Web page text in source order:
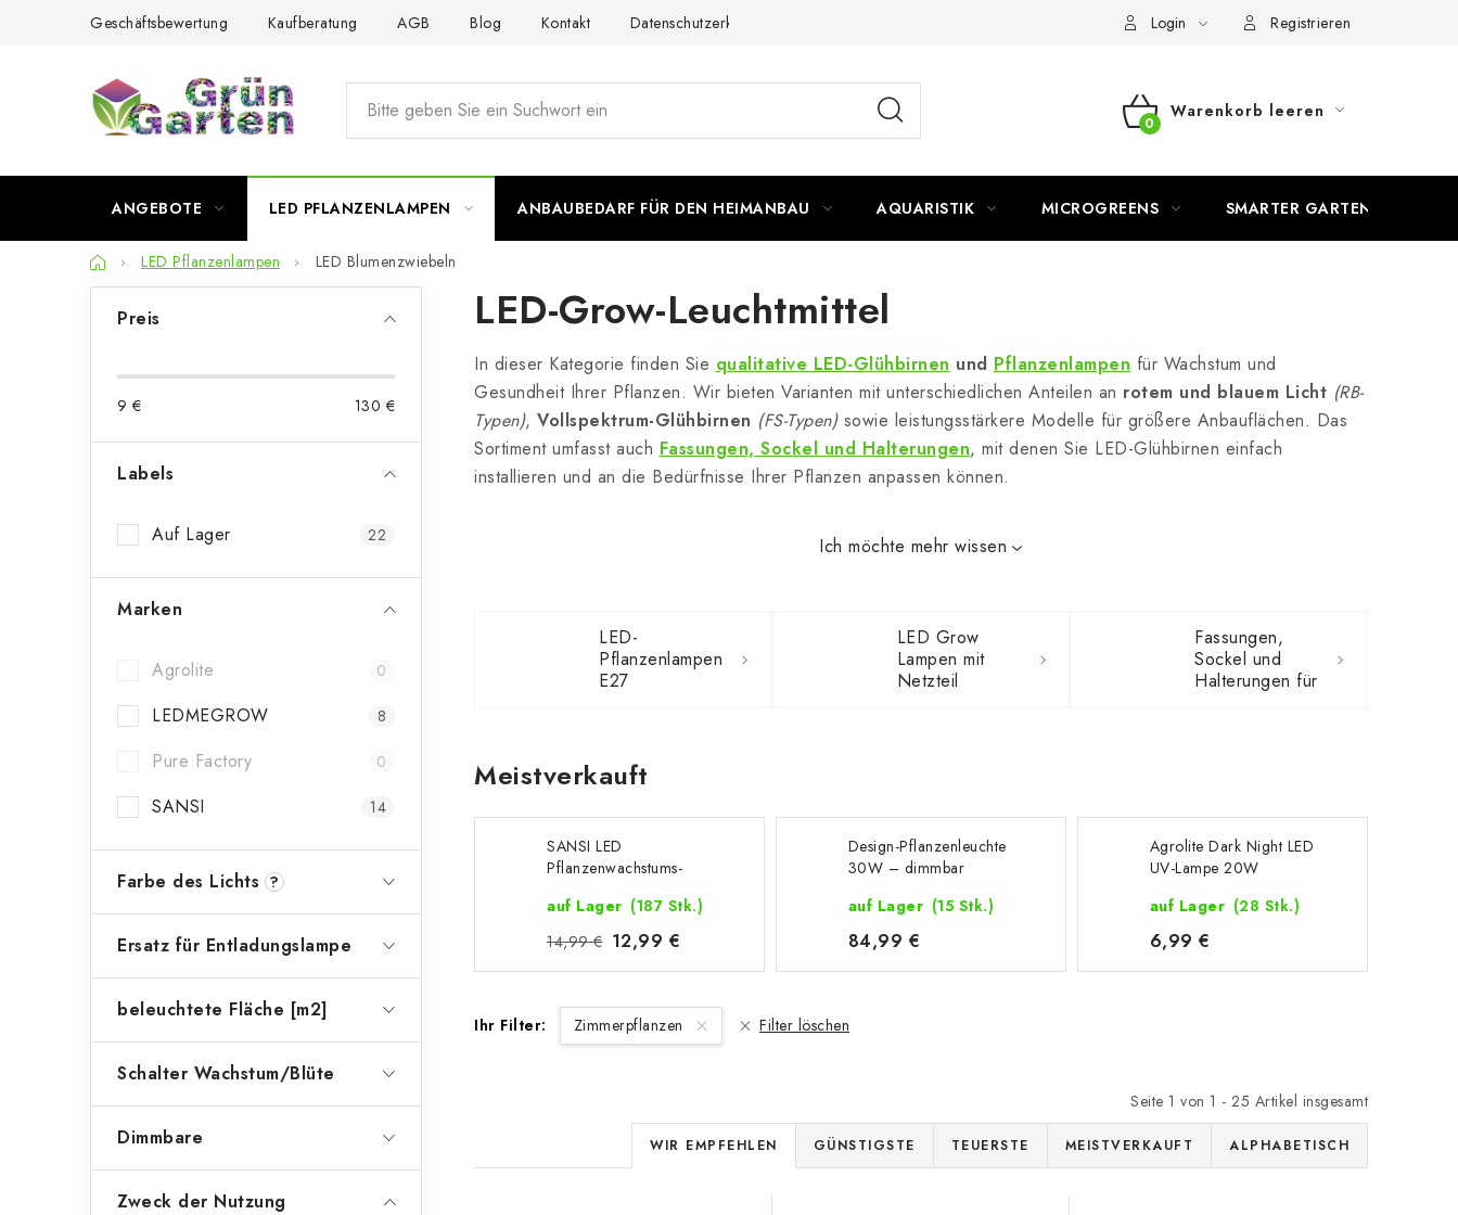
Geschäftsbewertung Kaufberatung AGB Blog Kontakt Datenschutzerklärung Login Registrieren
WARENKORB
Warenkorb leeren
ANGEBOTE LED PFLANZENLAMPEN ANBAUBEDARF FÜR DEN HEIMANBAU AQUARISTIK MICROGREENS SMARTER GARTEN
StartseiteLED Pflanzenlampen LED Blumenzwiebeln
t
e
Preis
9 € 130 €
Labels
Auf Lager 22
Marken
Agrolite 0
LEDMEGROW 8
Pure Factory 0
SANSI 14
Farbe des Lichts ?
Ersatz für Entladungslampe
beleuchtete Fläche [m2]
Schalter Wachstum/Blüte
Dimmbare
Zweck der Nutzung
LED-Grow-Leuchtmittel
In dieser Kategorie finden Sie qualitative LED-Glühbirnen und Pflanzenlampen für Wachstum und
Gesundheit Ihrer Pflanzen. Wir bieten Varianten mit unterschiedlichen Anteilen an rotem und blauem Licht (RB-
Typen), Vollspektrum-Glühbirnen (FS-Typen)sowie leistungsstärkere Modelle für größere Anbauflächen. Das
Sortiment umfasst auch Fassungen, Sockel und Halterungen, mit denen Sie LED-Glühbirnen einfach
installieren und an die Bedürfnisse Ihrer Pflanzen anpassen können.
Ich möchte mehr wissen
LED-
Pflanzenlampen
E27
LED Grow
Lampen mit
Netzteil
Fassungen,
Sockel und
Halterungen für
Meistverkauft
SANSI LED
Pflanzenwachstums-
auf Lager (187 Stk.)
14,99 € 12,99 €
Design-Pflanzenleuchte
30W – dimmbar
auf Lager (15 Stk.)
84,99 €
Agrolite Dark Night LED
UV-Lampe 20W
auf Lager (28 Stk.)
6,99 €
Ihr Filter: Zimmerpflanzen Filter löschen
Seite 1 von 1 - 25 Artikel insgesamt
P
r
WIR EMPFEHLEN GÜNSTIGSTE TEUERSTE MEISTVERKAUFT ALPHABETISCH